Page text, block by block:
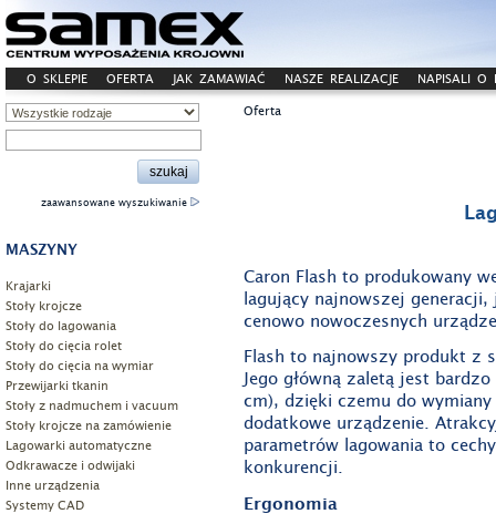
O SKLEPIE OFERTA JAK ZAMAWIAĆ NASZE REALIZACJE NAPISALI O
zaawansowane wyszukiwanie
MASZYNY
Krajarki
Stoły krojcze
Stoły do lagowania
Stoły do cięcia rolet
Stoły do cięcia na wymiar
Przewijarki tkanin
Stoły z nadmuchem i vacuum
Stoły krojcze na zamówienie
Lagowarki automatyczne
Odkrawacze i odwijaki
Inne urządzenia
Systemy CAD
Oferta
Caron Flash to produkowany
lagujący najnowszej
cenowo nowoczesnych
Flash to najnowszy produkt z
Jego główną zaletą jest
cm), dzięki czemu do
dodatkowe urządzenie.
parametrów lagowania to
konkurencji.
Ergonomia